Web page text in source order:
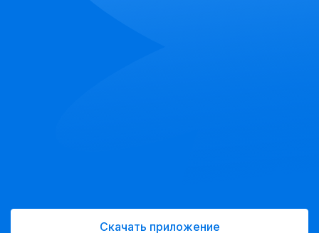
Скачать приложение